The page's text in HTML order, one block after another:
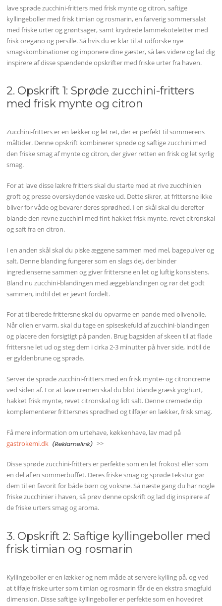
lave sprøde zucchini-fritters med frisk mynte og citron, saftige
kyllingeboller med frisk timian og rosmarin, en farverig sommersalat
med friske urter og grøntsager, samt krydrede lammekoteletter med
frisk oregano og persille. Så hvis du er klar til at udforske nye
smagskombinationer og imponere dine gæster, så læs videre og lad dig
inspirere af disse spændende opskrifter med friske urter fra haven.
2. Opskrift 1: Sprøde zucchini-fritters
med frisk mynte og citron
Zucchini-fritters er en lækker og let ret, der er perfekt til sommerens
måltider. Denne opskrift kombinerer sprøde og saftige zucchini med
den friske smag af mynte og citron, der giver retten en frisk og let syrlig
smag.
For at lave disse lækre fritters skal du starte med at rive zucchinien
groft og presse overskydende væske ud. Dette sikrer, at frittersne ikke
bliver for våde og bevarer deres sprødhed. I en skål skal du derefter
blande den revne zucchini med fint hakket frisk mynte, revet citronskal
og saft fra en citron.
I en anden skål skal du piske æggene sammen med mel, bagepulver og
salt. Denne blanding fungerer som en slags dej, der binder
ingredienserne sammen og giver frittersne en let og luftig konsistens.
Bland nu zucchini-blandingen med æggeblandingen og rør det godt
sammen, indtil det er jævnt fordelt.
For at tilberede frittersne skal du opvarme en pande med olivenolie.
Når olien er varm, skal du tage en spiseskefuld af zucchini-blandingen
og placere den forsigtigt på panden. Brug bagsiden af ​​skeen til at flade
frittersne let ud og steg dem i cirka 2-3 minutter på hver side, indtil de
er gyldenbrune og sprøde.
Server de sprøde zucchini-fritters med en frisk mynte- og citroncreme
ved siden af. For at lave cremen skal du blot blande græsk yoghurt,
hakket frisk mynte, revet citronskal og lidt salt. Denne cremede dip
komplementerer frittersnes sprødhed og tilføjer en lækker, frisk smag.
Få mere information om urtehave, køkkenhave, lav mad på
gastrokemi.dk
>>
Disse sprøde zucchini-fritters er perfekte som en let frokost eller som
en del af en sommerbuffet. Deres friske smag og sprøde tekstur gør
dem til en favorit for både børn og voksne. Så næste gang du har nogle
friske zucchinier i haven, så prøv denne opskrift og lad dig inspirere af
de friske urters smag og aroma.
3. Opskrift 2: Saftige kyllingeboller med
frisk timian og rosmarin
Kyllingeboller er en lækker og nem måde at servere kylling på, og ved
at tilføje friske urter som timian og rosmarin får de en ekstra smagfuld
dimension. Disse saftige kyllingeboller er perfekte som en hovedret